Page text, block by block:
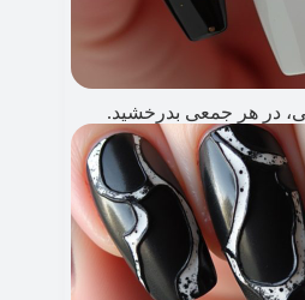
در هر جمعی بدرخشید.